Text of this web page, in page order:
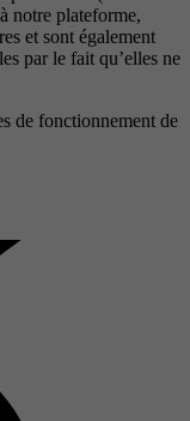
notre plateforme,
et sont également
par le fait qu’elles ne
de fonctionnement de